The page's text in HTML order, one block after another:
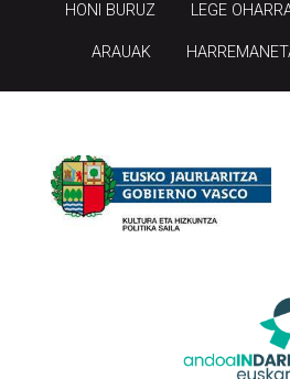
HONI BURUZ LEGE
ARAUAK